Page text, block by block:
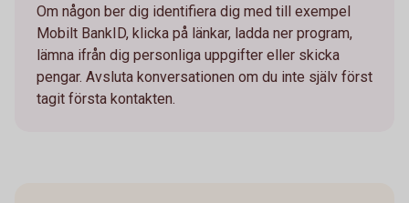
Om någon ber dig identifiera dig med till exempel
Mobilt BankID, klicka på länkar, ladda ner program,
lämna ifrån dig personliga uppgifter eller skicka
pengar. Avsluta konversationen om du inte själv först
tagit första kontakten.